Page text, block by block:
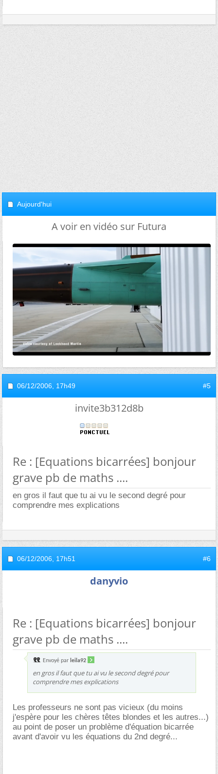
Aujourd'hui
A voir en vidéo sur Futura
06/12/2006, 17h49 #5
invite3b312d8b
Re : [Equations bicarrées] bonjour
grave pb de maths ....
en gros il faut que tu ai vu le second degré pour
comprendre mes explications
06/12/2006, 17h51 #6
danyvio
Re : [Equations bicarrées] bonjour
grave pb de maths ....
Envoyé par leila92
en gros il faut que tu ai vu le second degré pour
comprendre mes explications
Les professeurs ne sont pas vicieux (du moins
j'espère pour les chères têtes blondes et les autres...)
au point de poser un problème d'équation bicarrée
avant d'avoir vu les équations du 2nd degré...